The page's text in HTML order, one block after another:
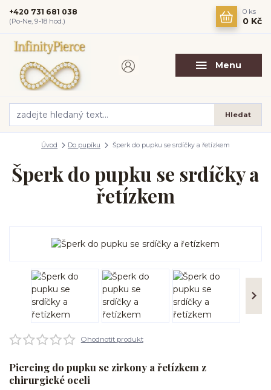
Menu
Hledat
+420 731 681 038
(Po-Ne, 9-18 hod.)
0 ks
0 Kč
Úvod Do pupíku Šperk do pupku se srdíčky a řetízkem
Šperk do pupku se srdíčky a
řetízkem
Ohodnotit produkt
Piercing do pupku se zirkony a řetízkem z
chirurgické oceli